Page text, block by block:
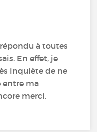
à toutes
En effet, je
inquiète de ne
entre ma
merci.